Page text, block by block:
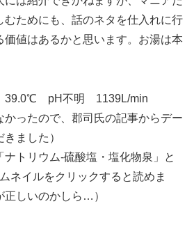
むためにも、話のネタを仕入れに行
価値はあるかと思います。お湯は本
39.0℃ pH不明 1139L/min
かったので、郡司氏の記事からデー
ました）
ナトリウム-硫酸塩・塩化物泉」と
ネイルをクリックすると読めま
正しいのかしら…）